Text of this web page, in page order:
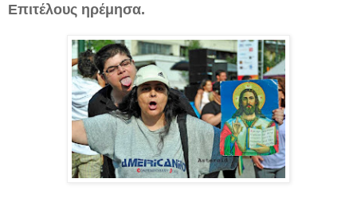
Επιτέλους ηρέμησα.